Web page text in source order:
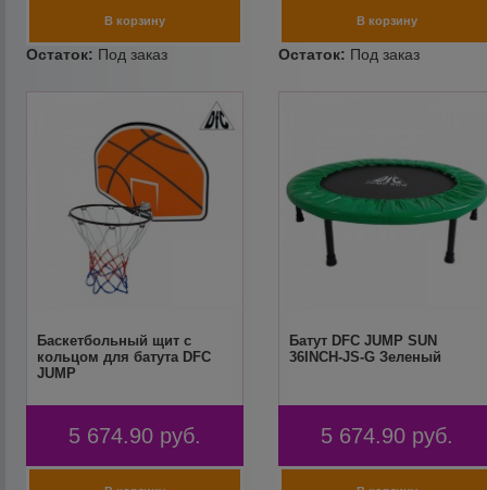
Баскетбольный щит с
кольцом для батута DFC
JUMP
5 674.90 руб.
Батут DFC JUMP SUN
36INCH-JS-G Зеленый
5 674.90 руб.